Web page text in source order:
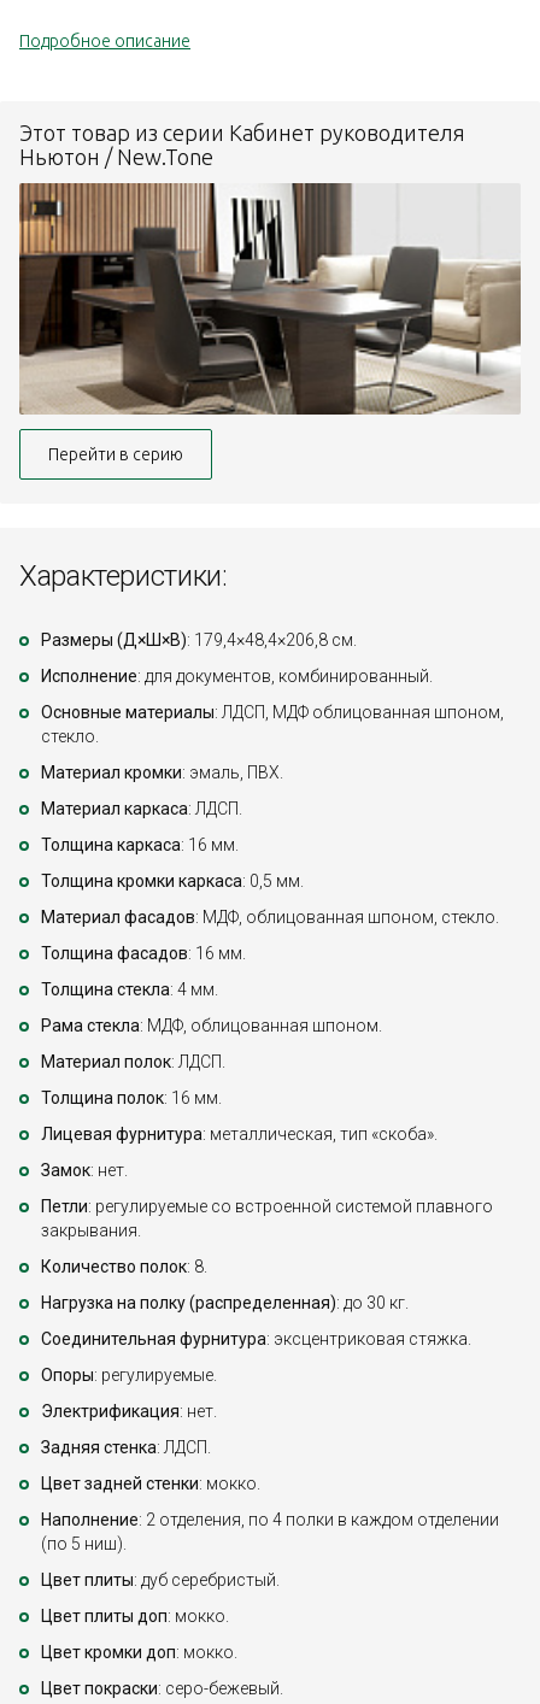
Подробное описание
Этот товар из серии Кабинет руководителя
Ньютон / New.Tone
Перейти в серию
Характеристики:
Размеры (Д×Ш×В): 179,4×48,4×206,8 см.
Исполнение: для документов, комбинированный.
Основные материалы: ЛДСП, МДФ облицованная шпоном,
стекло.
Материал кромки: эмаль, ПВХ.
Материал каркаса: ЛДСП.
Толщина каркаса: 16 мм.
Толщина кромки каркаса: 0,5 мм.
Материал фасадов: МДФ, облицованная шпоном, стекло.
Толщина фасадов: 16 мм.
Толщина стекла: 4 мм.
Рама стекла: МДФ, облицованная шпоном.
Материал полок: ЛДСП.
Толщина полок: 16 мм.
Лицевая фурнитура: металлическая, тип «скоба».
Замок: нет.
Петли: регулируемые со встроенной системой плавного
закрывания.
Количество полок: 8.
Нагрузка на полку (распределенная): до 30 кг.
Соединительная фурнитура: эксцентриковая стяжка.
Опоры: регулируемые.
Электрификация: нет.
Задняя стенка: ЛДСП.
Цвет задней стенки: мокко.
Наполнение: 2 отделения, по 4 полки в каждом отделении
(по 5 ниш).
Цвет плиты: дуб серебристый.
Цвет плиты доп: мокко.
Цвет кромки доп: мокко.
Цвет покраски: серо-бежевый.